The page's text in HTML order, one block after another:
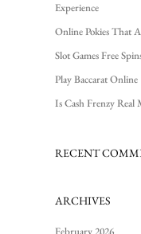
Experience
Online Pokies That
Slot Games Free
Play Baccarat Online
Is Cash Frenzy Real
RECENT
ARCHIVES
February 2026